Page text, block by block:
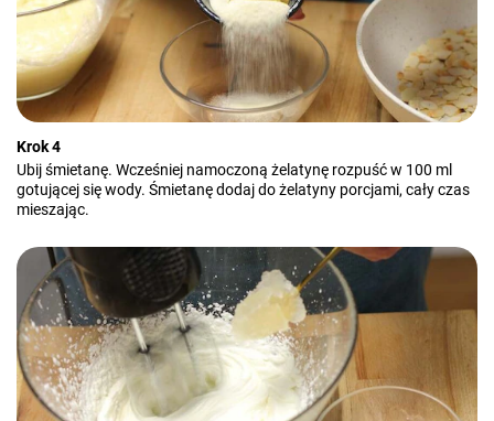
Krok 4
Ubij śmietanę. Wcześniej namoczoną żelatynę rozpuść w 100 ml
gotującej się wody. Śmietanę dodaj do żelatyny porcjami, cały czas
mieszając.